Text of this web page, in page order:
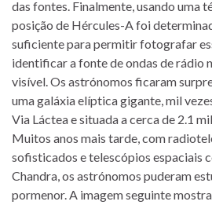
das fontes. Finalmente, usando uma
posição de Hércules-A foi
suficiente para permitir fotografar
identificar a fonte de ondas de rádio
visível. Os astrónomos ficaram
uma galáxia elíptica gigante, mil
Via Láctea e situada a cerca de 2.1
Muitos anos mais tarde, com
sofisticados e telescópios espaciais
Chandra, os astrónomos puderam
pormenor. A imagem seguinte